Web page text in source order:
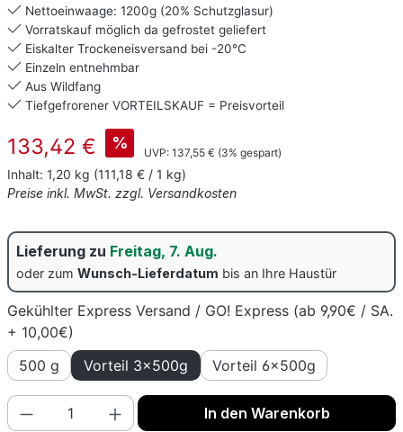
Nettoeinwaage: 1200g (20% Schutzglasur)
Vorratskauf möglich da gefrostet geliefert
Eiskalter Trockeneisversand bei -20°C
Einzeln entnehmbar
Aus Wildfang
Tiefgefrorener VORTEILSKAUF = Preisvorteil
Verkaufspreis:
133,42 € %
UVP: Regulärer Preis:
137,55 € (3% gespart)
Inhalt: 1,20 kg (111,18 € / 1 kg)
Preise inkl. MwSt. zzgl. Versandkosten
Lieferung zu Freitag, 7. Aug.
oder zum Wunsch-Lieferdatum bis an Ihre Haustür
Gekühlter Express Versand / GO! Express (ab 9,90€ / SA.
+ 10,00€)
500 g
Vorteil 3x500g Vorteil 6x500g
Produkt Anzahl: Gib den gewünschten
In den Warenkorb